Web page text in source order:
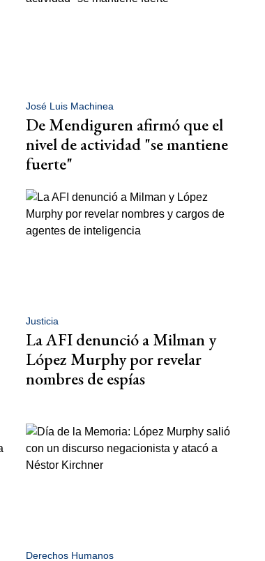
José Luis Machinea
De Mendiguren afirmó que el
nivel de actividad "se mantiene
fuerte"
Justicia
La AFI denunció a Milman y
López Murphy por revelar
nombres de espías
Derechos Humanos